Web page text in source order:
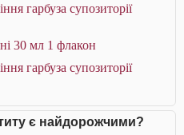
гарбуза супозиторії
30 мл 1 флакон
гарбуза супозиторії
є найдорожчими?